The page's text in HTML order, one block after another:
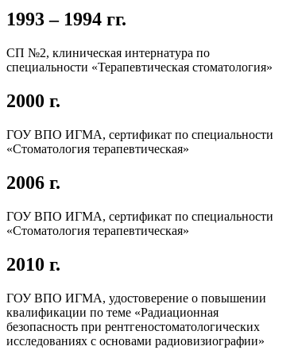
1993 – 1994 гг.
СП №2, клиническая интернатура по
специальности «Терапевтическая стоматология»
2000 г.
ГОУ ВПО ИГМА, сертификат по специальности
«Стоматология терапевтическая»
2006 г.
ГОУ ВПО ИГМА, сертификат по специальности
«Стоматология терапевтическая»
2010 г.
ГОУ ВПО ИГМА, удостоверение о повышении
квалификации по теме «Радиационная
безопасность при рентгеностоматологических
исследованиях с основами радиовизиографии»